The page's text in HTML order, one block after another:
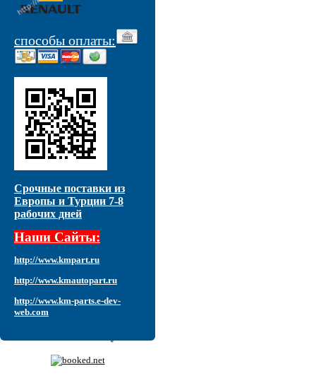
способы оплаты:
Срочные поставки из
Европы и Турции 7-8
рабочих дней
Наши Сайты:
http://www.kmpart.ru
http://www.kmautopart.ru
http://www.km-parts.e-dev-
web.com